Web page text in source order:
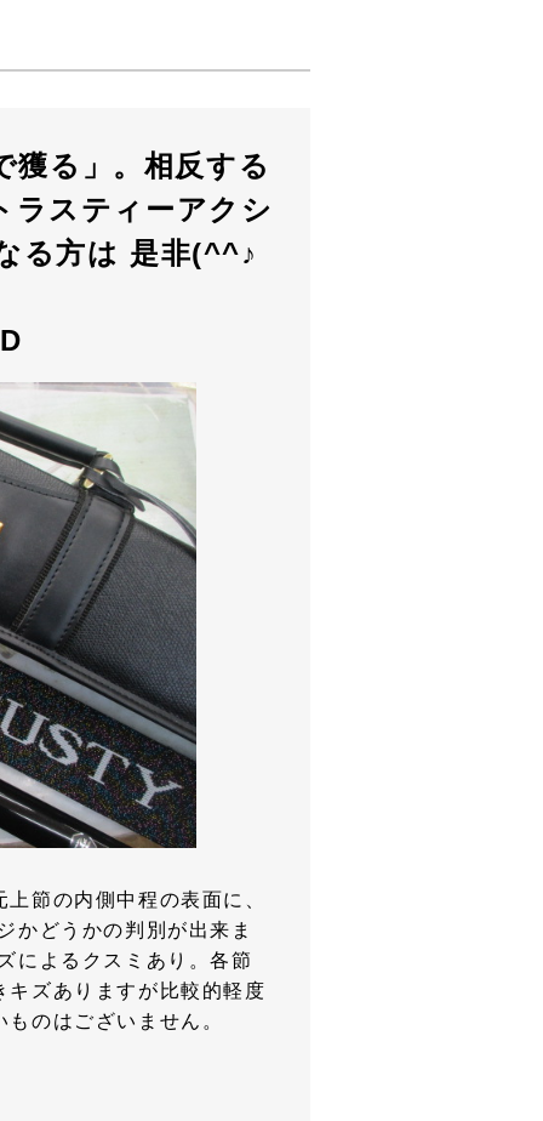
る」。相反する
ラスティーアクシ
る方は 是非(^^♪
節の内側中程の表面に、
かどうかの判別が出来ま
によるクスミあり。各節
ズありますが比較的軽度
のはございません。